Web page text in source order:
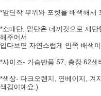
*앞단작 부위와 포켓을 배색해서
*소매단, 밑단은 데끼컷으로 재
해주어서
입다보면 자연스럽게 안쪽 배색
*사이즈- 가슴반품 57, 총장 62센
*색상- 다크오렌지, 연베이지, 겨
색감이예요.)